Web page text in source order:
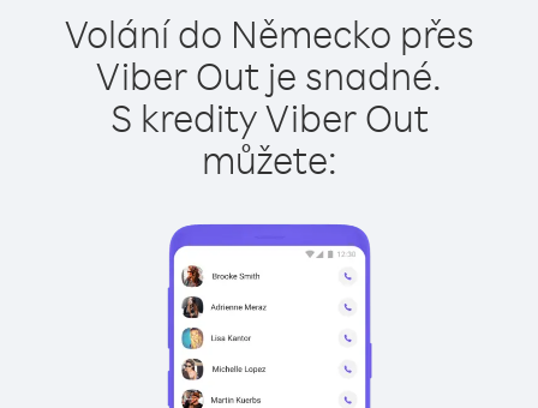
Volání do Německo přes
Viber Out je snadné.
S kredity Viber Out
můžete: